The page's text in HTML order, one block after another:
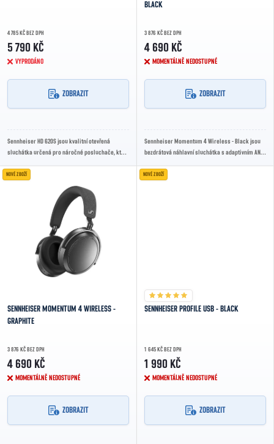
4 785 KČ BEZ DPH
5 790 KČ
VYPRODÁNO
ZOBRAZIT
Sennheiser HD 620S jsou kvalitní otevřená
sluchátka určená pro náročné posluchače, kteří
BLACK
3 876 KČ BEZ DPH
4 690 KČ
MOMENTÁLNĚ NEDOSTUPNÉ
ZOBRAZIT
Sennheiser Momentum 4 Wireless - Black jsou
bezdrátová náhlavní sluchátka s adaptivním ANC,
NOVÉ ZBOŽÍ
SENNHEISER MOMENTUM 4 WIRELESS -
GRAPHITE
3 876 KČ BEZ DPH
4 690 KČ
MOMENTÁLNĚ NEDOSTUPNÉ
ZOBRAZIT
NOVÉ ZBOŽÍ
SENNHEISER PROFILE USB - BLACK
1 645 KČ BEZ DPH
1 990 KČ
MOMENTÁLNĚ NEDOSTUPNÉ
ZOBRAZIT